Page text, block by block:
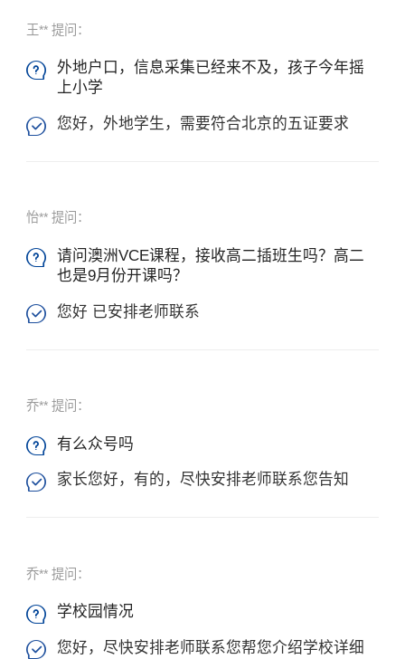
王** 提问：

外地户口，信息采集已经来不及，孩子今年摇
上小学
 您好，外地学生，需要符合北京的五证要求
怡** 提问：

请问澳洲VCE课程，接收高二插班生吗？高二
也是9月份开课吗？
 您好 已安排老师联系
乔** 提问：
 有么众号吗
 家长您好，有的，尽快安排老师联系您告知
乔** 提问：
 学校园情况
 您好，尽快安排老师联系您帮您介绍学校详细